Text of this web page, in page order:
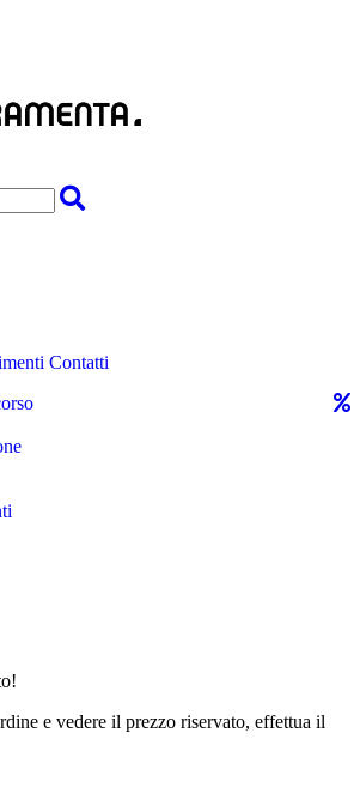
Contatti
e vedere il prezzo riservato, effettua il